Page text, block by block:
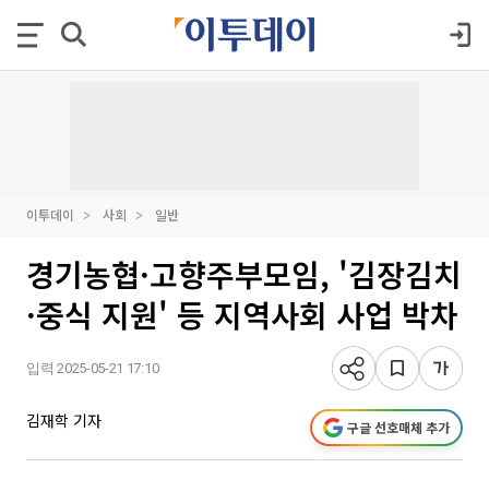
이투데이 사회 일반
경기농협·고향주부모임, '김장김치
·중식 지원' 등 지역사회 사업 박차
입력 2025-05-21 17:10
김재학 기자 구글 선호매체 추가